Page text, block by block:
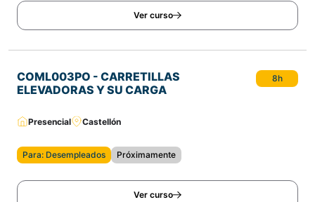
Ver curso
COML003PO - CARRETILLAS
ELEVADORAS Y SU CARGA
8h
Presencial Castellón
Para: Desempleados Próximamente
Ver curso